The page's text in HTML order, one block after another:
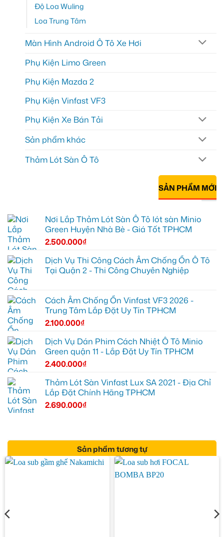
Độ Loa Wuling
Loa Trung Tâm
Màn Hình Android Ô Tô Xe Hơi
Phụ Kiện Limo Green
Phụ Kiện Mazda 2
Phụ Kiện Vinfast VF3
Phụ Kiện Xe Bán Tải
Sản phẩm khác
Thảm Lót Sàn Ô Tô
SẢN PHẨM MỚI
Nơi Lắp Thảm Lót Sàn Ô Tô lót sàn Minio
Green Huyện Nhà Bè - Giá Tốt TPHCM
2.500.000₫
Dịch Vụ Thi Công Cách Âm Chống Ồn Ô Tô
Tại Quận 2 - Thi Công Chuyên Nghiệp
Cách Âm Chống Ồn Vinfast VF3 2026 -
Trung Tâm Lắp Đặt Uy Tín TPHCM
2.100.000₫
Dịch Vụ Dán Phim Cách Nhiệt Ô Tô Minio
Green quận 11 - Lắp Đặt Uy Tín TPHCM
2.400.000₫
Thảm Lót Sàn Vinfast Lux SA 2021 - Địa Chỉ
Lắp Đặt Chính Hãng TPHCM
2.690.000₫
Sản phẩm tương tự